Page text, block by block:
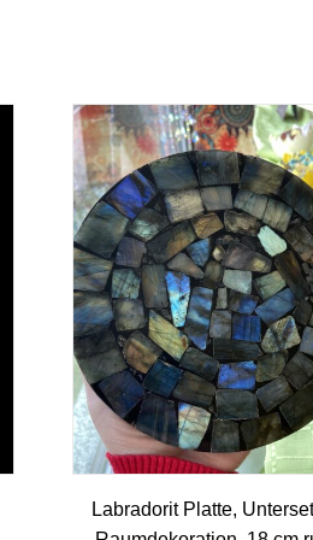
Labradorit Platte,